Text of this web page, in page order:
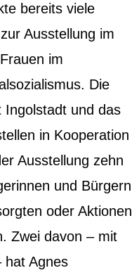
bereits viele
Ausstellung im
im
Die
Ingolstadt und das
in Kooperation
Ausstellung zehn
und Bürgern
oder Aktionen
Zwei davon – mit
hat Agnes